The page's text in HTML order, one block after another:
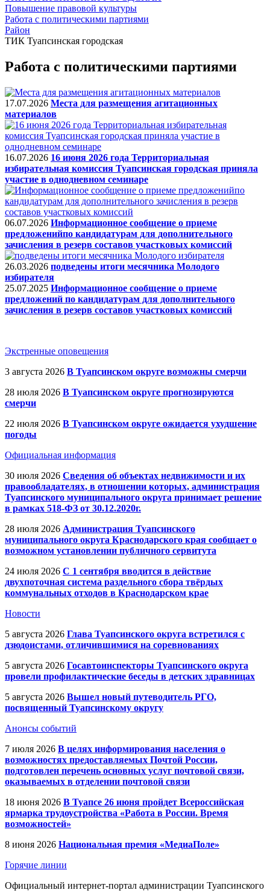
Повышение правовой культуры
Работа с политическими партиями
Район
ТИК Туапсинская городская
Работа с политическими партиями
17.07.2026 Места для размещения агитационных
материалов
16.07.2026 16 июня 2026 года Территориальная
избирательная комиссия Туапсинская городская приняла
участие в однодневном семинаре
06.07.2026 Информационное сообщение о приеме
предложенийпо кандидатурам для дополнительного
зачисления в резерв составов участковых комиссий
26.03.2026 подведены итоги месячника Молодого
избирателя
25.07.2025 Информационное сообщение о приеме
предложений по кандидатурам для дополнительного
зачисления в резерв составов участковых комиссий
Экстренные оповещения
3 августа 2026 В Туапсинском округе возможны смерчи
28 июля 2026 В Туапсинском округе прогнозируются
смерчи
22 июля 2026 В Туапсинском округе ожидается ухудшение
погоды
Официальная информация
30 июля 2026 Сведения об объектах недвижимости и их
правообладателях, в отношении которых, администрация
Туапсинского муниципального округа принимает решение
в рамках 518-ФЗ от 30.12.2020г.
28 июля 2026 Администрация Туапсинского
муниципального округа Краснодарского края сообщает о
возможном установлении публичного сервитута
24 июля 2026 С 1 сентября вводится в действие
двухпоточная система раздельного сбора твёрдых
коммунальных отходов в Краснодарском крае
Новости
5 августа 2026 Глава Туапсинского округа встретился с
дзюдоистами, отличившимися на соревнованиях
5 августа 2026 Госавтоинспекторы Туапсинского округа
провели профилактические беседы в детских здравницах
5 августа 2026 Вышел новый путеводитель РГО,
посвященный Туапсинскому округу
Анонсы событий
7 июля 2026 В целях информирования населения о
возможностях предоставляемых Почтой России,
подготовлен перечень основных услуг почтовой связи,
оказываемых в отделении почтовой связи
18 июня 2026 В Туапсе 26 июня пройдет Всероссийская
ярмарка трудоустройства «Работа в России. Время
возможностей»
8 июня 2026 Национальная премия «МедиаПоле»
Горячие линии
Официальный интернет-портал администрации Туапсинского